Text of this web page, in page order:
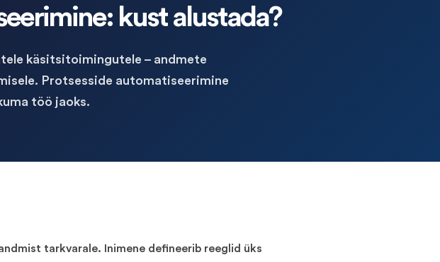
kust alustada?
käsitsitoimingutele – andmete
Protsesside automatiseerimine
töö jaoks.
tarkvarale. Inimene defineerib reeglid üks